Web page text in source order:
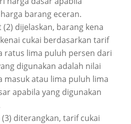
barang eceran.
dijelaskan, barang kena
cukai berdasarkan tarif
ratus lima puluh persen dari
digunakan adalah nilai
masuk atau lima puluh lima
apabila yang digunakan
diterangkan, tarif cukai